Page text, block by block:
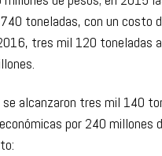
toneladas, con un costo
tres mil 120 toneladas
alcanzaron tres mil 140
por 240 millones